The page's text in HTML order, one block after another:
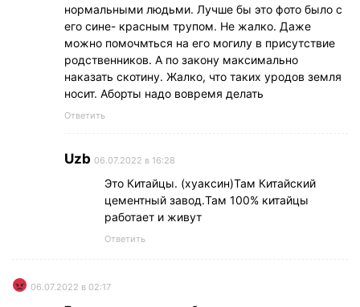
нормальными людьми. Лучше бы это фото было с
его сине- красным трупом. Не жалко. Даже
можно помочмться на его могилу в присутствие
родственников. А по закону максимально
наказать скотину. Жалко, что таких уродов земля
носит. Аборты надо вовремя делать
Ответить
Uzb 06.07.2022 в 16:28
Это Китайцы. (хуаксин)Там Китайский
цементный завод.Там 100% китайцы
работает и живут
Ответить
06.07.2022 в 02:17